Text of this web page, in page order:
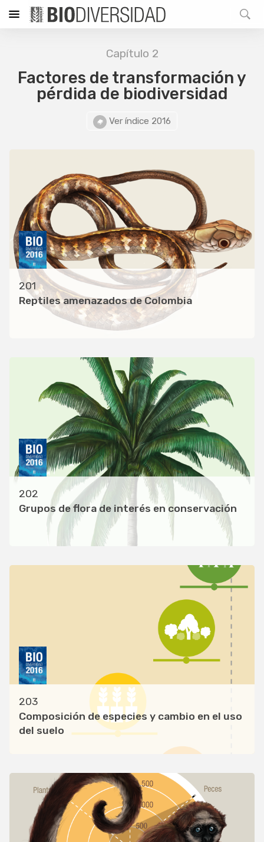
Capítulo 2
Factores de transformación y
pérdida de biodiversidad
Ver índice 2016
201
Reptiles amenazados de Colombia
202
Grupos de flora de interés en conservación
203
Composición de especies y cambio en el uso
del suelo